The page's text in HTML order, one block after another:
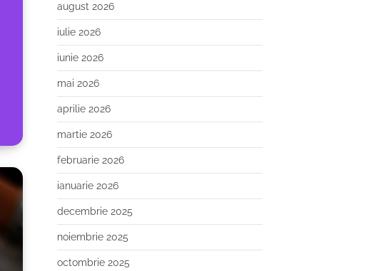
august 2026
iulie 2026
iunie 2026
mai 2026
aprilie 2026
martie 2026
februarie 2026
ianuarie 2026
decembrie 2025
noiembrie 2025
octombrie 2025